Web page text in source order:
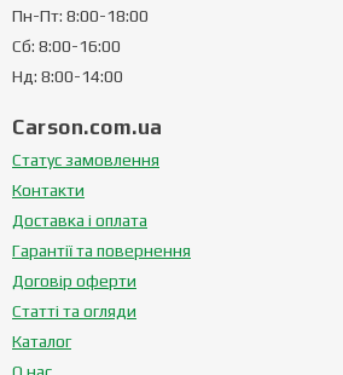
Пн-Пт: 8:00-18:00
Сб: 8:00-16:00
Нд: 8:00-14:00
Carson.com.ua
Статус замовлення
Контакти
Доставка і оплата
Гарантії та повернення
Договір оферти
Статті та огляди
Каталог